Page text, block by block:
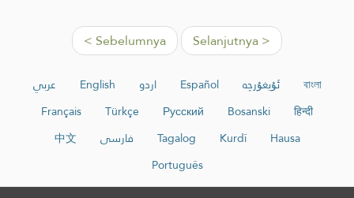
< Sebelumnya Selanjutnya >
عربي English اردو Español ئۇيغۇرچە
বাংলা
Français
Türkçe Русский Bosanski
हिन्दी
中文
فارسی Tagalog Kurdî
Hausa
Português